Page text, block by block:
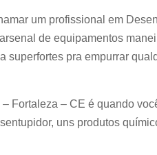
um profissional em
de equipamentos
superfortes pra empurrar
Fortaleza – CE é quando
uns produtos